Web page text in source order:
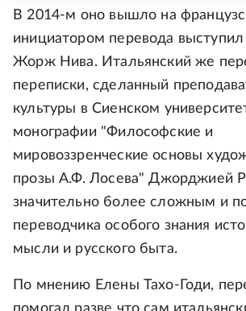
В 2014-м оно вышло на
инициатором перевода
Жорж Нива. Итальянский же
переписки, сделанный
культуры в Сиенском
монографии "Философские и
мировоззренческие основы
прозы А.Ф. Лосева" Джорджией
значительно более сложным и
переводчика особого знания
мысли и русского быта.
По мнению Елены Тахо-Годи,